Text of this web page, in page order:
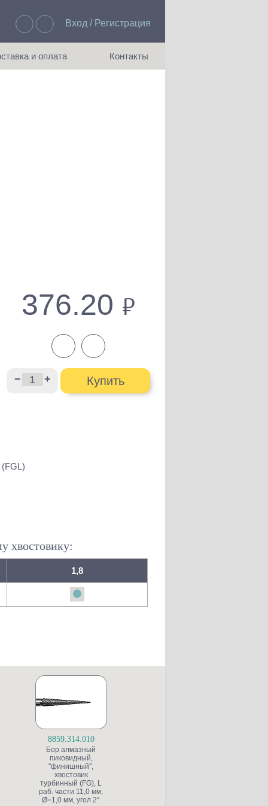
Вход / Регистрация
и оплата Контакты
376.20 руб.
− + Купить
хвостовику:
1,8
8859.314.010
Бор алмазный
пиковидный,
"финишный",
хвостовик
турбинный (FG), L
раб. части 11,0 мм,
Ø=1,0 мм, угол 2°